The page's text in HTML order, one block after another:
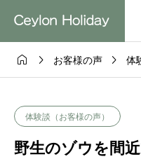
  お客様の声  体
体験談（お客様の声）
野生のゾウを間